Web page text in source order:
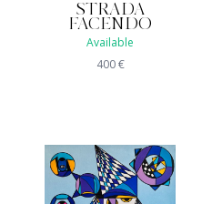
STRADA
FACENDO
Available
400€